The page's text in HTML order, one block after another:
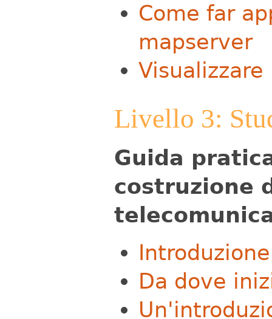
Come far
mapserver
Livello 3:
Guida
costruzione
Introduzione
Da dove